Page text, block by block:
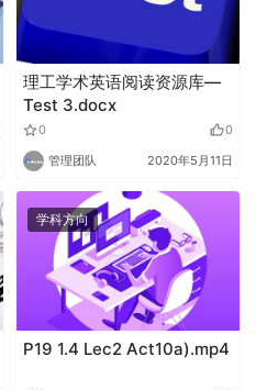
理工学术英语阅读资源库—
Test 3.docx
0 0
管理团队 2020年5月11日
学科方向
P19 1.4 Lec2 Act10a).mp4